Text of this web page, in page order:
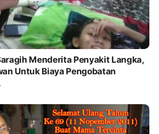
Menderita Penyakit Langka,
Untuk Biaya Pengobatan